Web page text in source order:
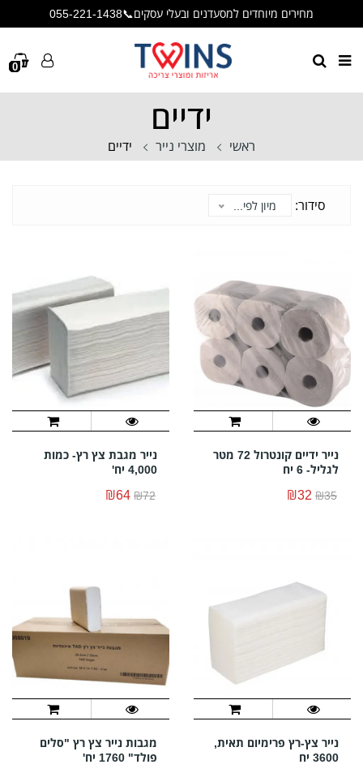
מחירים מיוחדים למסעדנים ובעלי עסקים📞055-221-1438
0
ידיים
ראשי מוצרי נייר ידיים
סידור: מיון לפי...
נייר ידיים קונטרול 72 מטר
לגליל- 6 יח
₪35
₪32
נייר מגבת צץ רץ- כמות
4,000 יח'
₪72
₪64
נייר צץ-רץ פרימיום תאית,
3600 יח
מגבות נייר צץ רץ "סלים
פולד" 1760 יח'